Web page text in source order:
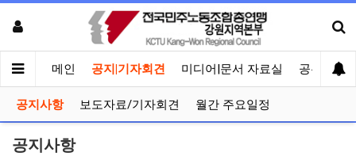
메인 공지|기자회견 미디어|문서 자료실 공유게시
공지사항 보도자료/기자회견 월간 주요일정
공지사항